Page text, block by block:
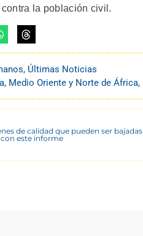
la población civil.
, Últimas Noticias
, Medio Oriente y Norte de África,
de calidad que pueden ser
este informe